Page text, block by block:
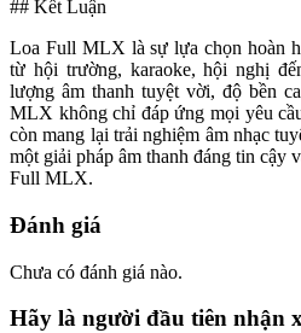
## Kết Luận
Loa Full MLX là sự lựa chọn hoàn
từ hội trường, karaoke, hội nghị
lượng âm thanh tuyệt vời, độ bền
MLX không chỉ đáp ứng mọi yêu
còn mang lại trải nghiệm âm nhạc
một giải pháp âm thanh đáng tin cậy
Full MLX.
Đánh giá
Chưa có đánh giá nào.
Hãy là người đầu tiên nhận